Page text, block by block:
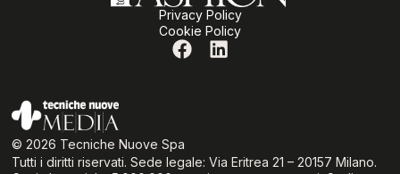
Privacy Policy
Cookie Policy
© 2026 Tecniche Nuove Spa
Tutti i diritti riservati. Sede legale: Via Eritrea 21 – 20157 Milano.